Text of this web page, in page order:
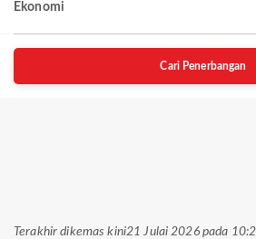
Ekonomi
Cari Penerbangan
Terakhir dikemas kini21 Julai 2026 pada